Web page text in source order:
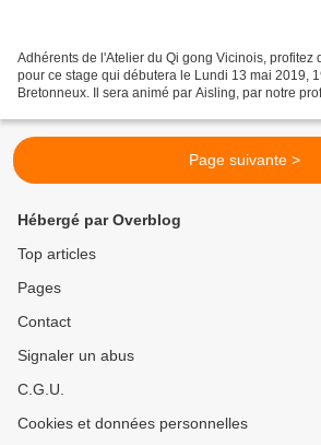
Adhérents de l'Atelier du Qi gong Vicinois, profitez
pour ce stage qui débutera le Lundi 13 mai 2019,
Bretonneux. Il sera animé par Aisling, par notre
Page suivante >
Hébergé par Overblog
Top articles
Pages
Contact
Signaler un abus
C.G.U.
Cookies et données personnelles